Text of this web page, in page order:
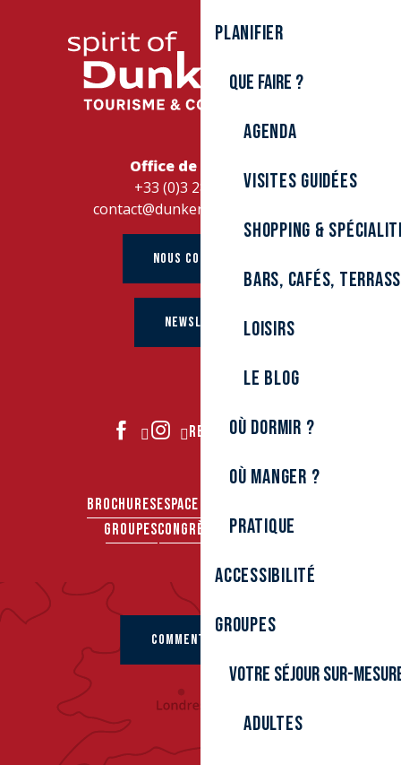
Planifier
Que faire ?
Agenda
Visites guidées
Shopping &
Bars, cafés,
Loisirs
Le Blog
Où dormir ?
Où manger ?
Pratique
Accessibilité
Groupes
Votre séjour sur-
Adultes
Office de Tourisme
+33 (0)3 28 26 27 28
contact@dunkerque-tourisme.fr
NOUS CONTACTER
NEWSLETTER
REJOIGNEZ-NOUS
BROCHURESESPACE PRO
GROUPESCONGRÈS & SÉMINAIRES
COMMENT VENIR ?